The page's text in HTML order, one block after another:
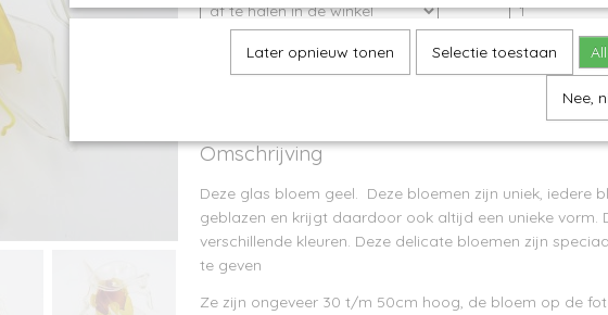
Omschrijving
Deze glas bloem geel. Deze bloemen zijn uniek, iedere
geblazen en krijgt daardoor ook altijd een unieke vorm.
verschillende kleuren. Deze delicate bloemen zijn
te geven
Ze zijn ongeveer 30 t/m 50cm hoog, de bloem op de
Later opnieuw tonen Selectie toestaan
Nee,